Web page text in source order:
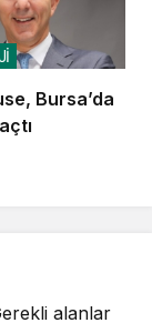
Bursa’da
alanlar